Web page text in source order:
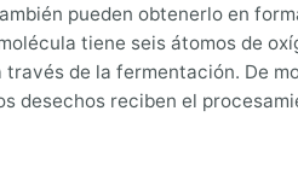
pueden obtenerlo en
tiene seis átomos de
de la fermentación. De
reciben el